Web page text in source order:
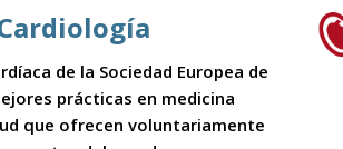
de la Sociedad Europea de
prácticas en medicina
que ofrecen voluntariamente